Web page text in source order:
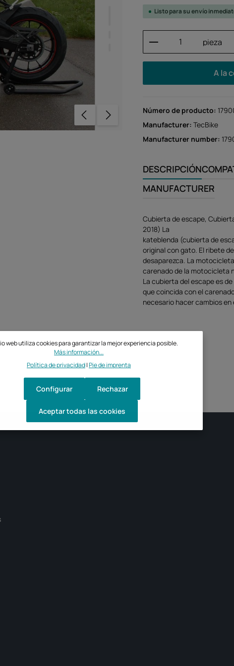
Listo para su envío
Cantidad del
pieza
A la
Número de producto:
Manufacturer:TecBike
Manufacturer number:
DESCRIPCIÓN
MANUFACTURER
Cubierta de escape,
2018) La
kateblenda (cubierta de
original con gato. El ribete
desaparezca. La
carenado de la motocicleta
La cubierta del escape es
que coincida con el
necesario hacer cambios
web utiliza cookies para garantizar la mejor experiencia posible.
Más información...
Política de privacidad|Pie de imprenta
Rechazar
Configurar
Aceptar todas las cookies